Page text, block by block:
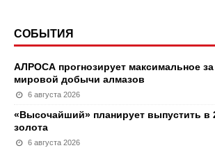
СОБЫТИЯ
АЛРОСА прогнозирует максимальное
мировой добычи алмазов
6 августа 2026
«Высочайший» планирует выпустить в
золота
6 августа 2026